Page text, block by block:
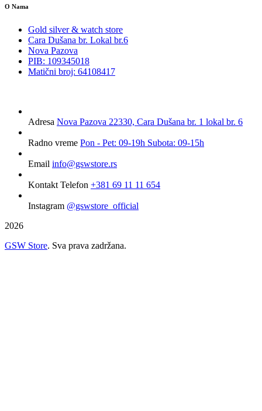
O Nama
Gold silver & watch store
Cara Dušana br. Lokal br.6
Nova Pazova
PIB: 109345018
Matični broj: 64108417
Adresa Nova Pazova 22330, Cara Dušana br. 1 lokal br. 6
Radno vreme Pon - Pet: 09-19h Subota: 09-15h
Email info@gswstore.rs
Kontakt Telefon +381 69 11 11 654
Instagram @gswstore_official
2026
GSW Store. Sva prava zadržana.